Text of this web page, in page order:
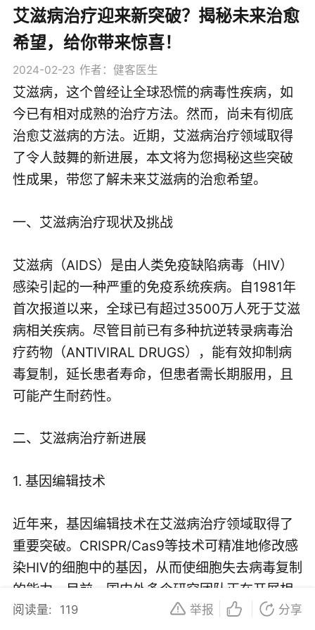
艾滋病治疗迎来新突破？揭秘未来治愈
希望，给你带来惊喜！
2024-02-23 作者：健客医生
艾滋病，这个曾经让全球恐慌的病毒性疾病，如
今已有相对成熟的治疗方法。然而，尚未有彻底
治愈艾滋病的方法。近期，艾滋病治疗领域取得
了令人鼓舞的新进展，本文将为您揭秘这些突破
性成果，带您了解未来艾滋病的治愈希望。
一、艾滋病治疗现状及挑战
艾滋病（AIDS）是由人类免疫缺陷病毒（HIV）
感染引起的一种严重的免疫系统疾病。自1981年
首次报道以来，全球已有超过3500万人死于艾滋
病相关疾病。尽管目前已有多种抗逆转录病毒治
疗药物（ANTIVIRAL DRUGS），能有效抑制病
毒复制，延长患者寿命，但患者需长期服用，且
可能产生耐药性。
二、艾滋病治疗新进展
1. 基因编辑技术
近年来，基因编辑技术在艾滋病治疗领域取得了
重要突破。CRISPR/Cas9等技术可精准地修改感
染HIV的细胞中的基因，从而使细胞失去病毒复制
的能力。目前，国内外多个研究团队正在开展相
关临床试验，以验证基因编辑技术在艾滋病治疗
阅读量: 119 举报 分享